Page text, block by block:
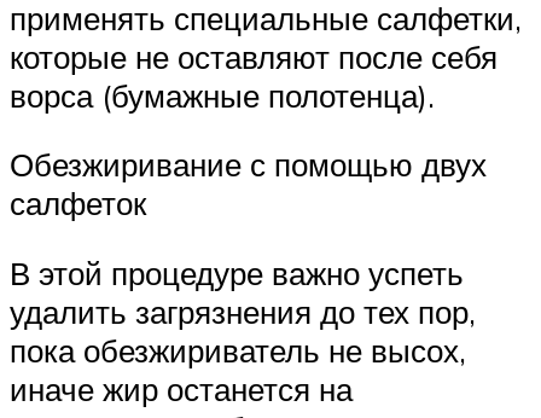
применять специальные салфетки,
которые не оставляют после себя
ворса (бумажные полотенца).
Обезжиривание с помощью двух
салфеток
В этой процедуре важно успеть
удалить загрязнения до тех пор,
пока обезжириватель не высох,
иначе жир останется на